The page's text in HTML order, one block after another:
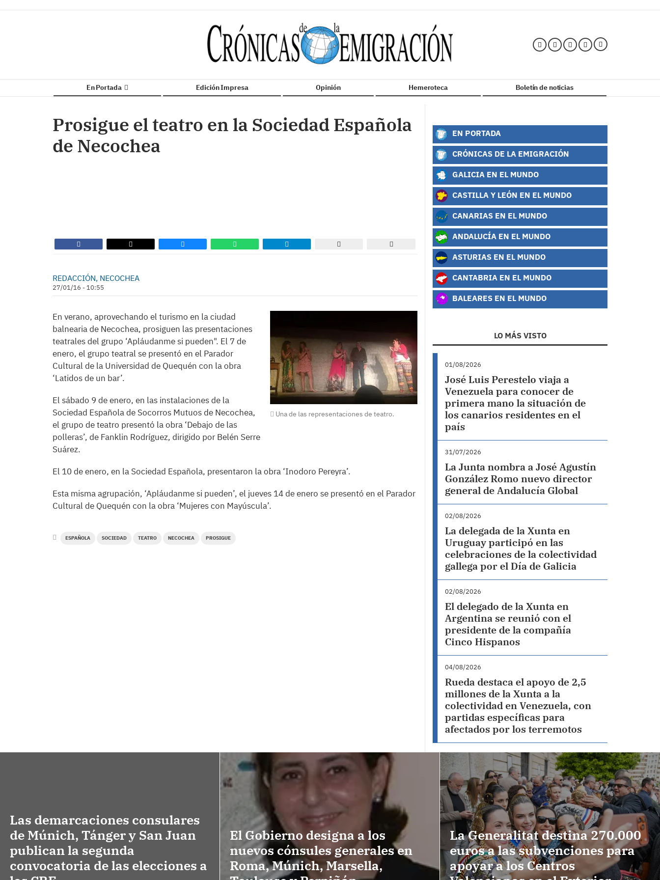
En Portada Edición Impresa Opinión Hemeroteca Boletín de noticias
Prosigue el teatro en la Sociedad Española
de Necochea
REDACCIÓN, NECOCHEA
27/01/16 - 10:55
Una de las representaciones de teatro.
En verano, aprovechando el turismo en la ciudad
balnearia de Necochea, prosiguen las presentaciones
teatrales del grupo ‘Apláudanme si pueden". El 7 de
enero, el grupo teatral se presentó en el Parador
Cultural de la Universidad de Quequén con la obra
‘Latidos de un bar’.
El sábado 9 de enero, en las instalaciones de la
Sociedad Española de Socorros Mutuos de Necochea,
el grupo de teatro presentó la obra ‘Debajo de las
polleras’, de Fanklin Rodríguez, dirigido por Belén Serre
Suárez.
El 10 de enero, en la Sociedad Española, presentaron la obra ‘Inodoro Pereyra’.
Esta misma agrupación, ‘Apláudanme si pueden’, el jueves 14 de enero se presentó en el Parador
Cultural de Quequén con la obra ‘Mujeres con Mayúscula’.
ESPAÑOLA SOCIEDAD TEATRO NECOCHEA PROSIGUE
EN PORTADA
CRÓNICAS DE LA EMIGRACIÓN
GALICIA EN EL MUNDO
CASTILLA Y LEÓN EN EL MUNDO
CANARIAS EN EL MUNDO
ANDALUCÍA EN EL MUNDO
ASTURIAS EN EL MUNDO
CANTABRIA EN EL MUNDO
BALEARES EN EL MUNDO
LO MÁS VISTO
01/08/2026
José Luis Perestelo viaja a
Venezuela para conocer de
primera mano la situación de
los canarios residentes en el
país
31/07/2026
La Junta nombra a José Agustín
González Romo nuevo director
general de Andalucía Global
02/08/2026
La delegada de la Xunta en
Uruguay participó en las
celebraciones de la colectividad
gallega por el Día de Galicia
02/08/2026
El delegado de la Xunta en
Argentina se reunió con el
presidente de la compañía
Cinco Hispanos
04/08/2026
Rueda destaca el apoyo de 2,5
millones de la Xunta a la
colectividad en Venezuela, con
partidas específicas para
afectados por los terremotos
Las demarcaciones consulares
de Múnich, Tánger y San Juan
publican la segunda
convocatoria de las elecciones a
El Gobierno designa a los
nuevos cónsules generales en
Roma, Múnich, Marsella,
La Generalitat destina 270.000
euros a las subvenciones para
apoyar a los Centros